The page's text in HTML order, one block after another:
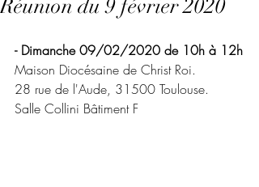
Réunion du 9 février 2020
- Dimanche 09/02/2020 de 10h à 12h
Maison Diocésaine de Christ Roi.
28 rue de l'Aude, 31500 Toulouse.
Salle Collini Bâtiment F